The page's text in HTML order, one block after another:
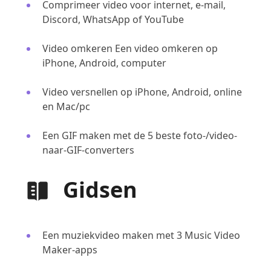
Comprimeer video voor internet, e-mail,
Discord, WhatsApp of YouTube
Video omkeren Een video omkeren op
iPhone, Android, computer
Video versnellen op iPhone, Android, online
en Mac/pc
Een GIF maken met de 5 beste foto-/video-
naar-GIF-converters
Gidsen
Een muziekvideo maken met 3 Music Video
Maker-apps